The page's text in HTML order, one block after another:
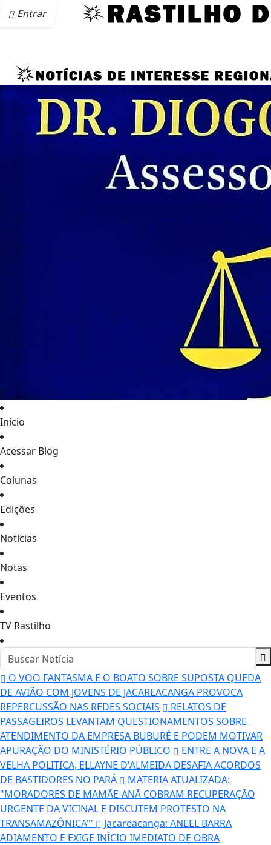
Entrar
Início
Acessar Blog
Colunas
Edições
Notícias
Notas
Eventos
TV Rastilho
O VOO FANTASMA E O BOATO SOBRE SUPOSTA QUEDA
DE AVIÃO COM JOVENS DE JACAREACANGA PROVOCA
REPERCUSSÃO NAS REDES SOCIAIS
RELATOS DE
PASSAGEIROS LEVANTAM QUESTIONAMENTOS SOBRE
ATENDIMENTO DA EMPRESA BUBURÉ E PODEM MOTIVAR
APURAÇÃO DO MINISTÉRIO PÚBLICO
ENTRE A NOVA E A
VELHA POLITICA, ELLAYNE D'ALMEIDA DESAFIA ACORDOS
DE BASTIDORES NO PARÁ
MATERIA ATUALIZADA:
"MORADORES DE MAMÃE-ANÃ COBRAM RECUPERAÇÃO
URGENTE DA VICINAL E DISCUTEM PROTESTO NA
TRANSAMAZÔNICA"'
Jacareacanga: ANEEL BARRA
ADIAMENTO E EXIGE INÍCIO IMEDIATO DE OBRA